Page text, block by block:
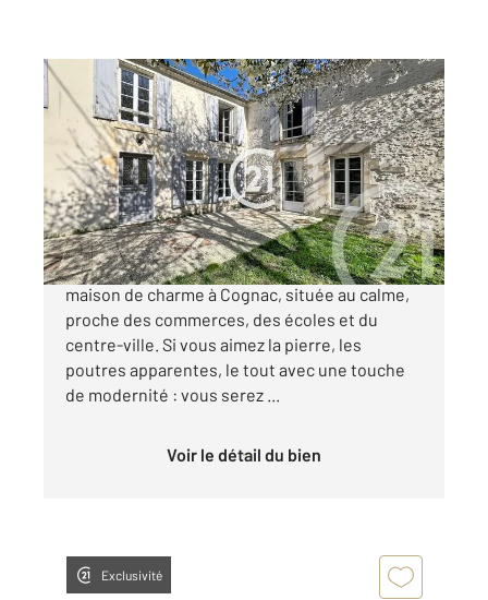
COGNAC 16
255 m2, 10 pièces
Ref : 2782
Maison à vendre
430 000 €
Century 21 Xso Immobilier vous présente cette
maison de charme à Cognac, située au calme,
proche des commerces, des écoles et du
centre-ville. Si vous aimez la pierre, les
poutres apparentes, le tout avec une touche
de modernité : vous serez ...
Voir le détail du bien
Exclusivité